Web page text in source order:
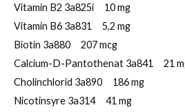
Vitamin B2 3a825i 10 mg
Vitamin B6 3a831 5,2 mg
Biotin 3a880 207 mcg
Calcium-D-Pantothenat 3a841 21
Cholinchlorid 3a890 186 mg
Nicotinsyre 3a314 41 mg